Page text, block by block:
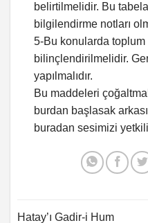
belirtilmelidir. Bu
bilgilendirme notları
5-Bu konularda toplum
bilinçlendirilmelidir.
yapılmalıdır.
Bu maddeleri
burdan başlasak
buradan sesimizi
Hatay’ı Gadir-i Hum